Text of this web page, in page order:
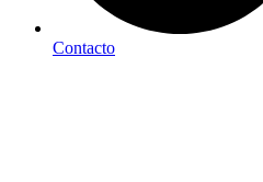
Contacto